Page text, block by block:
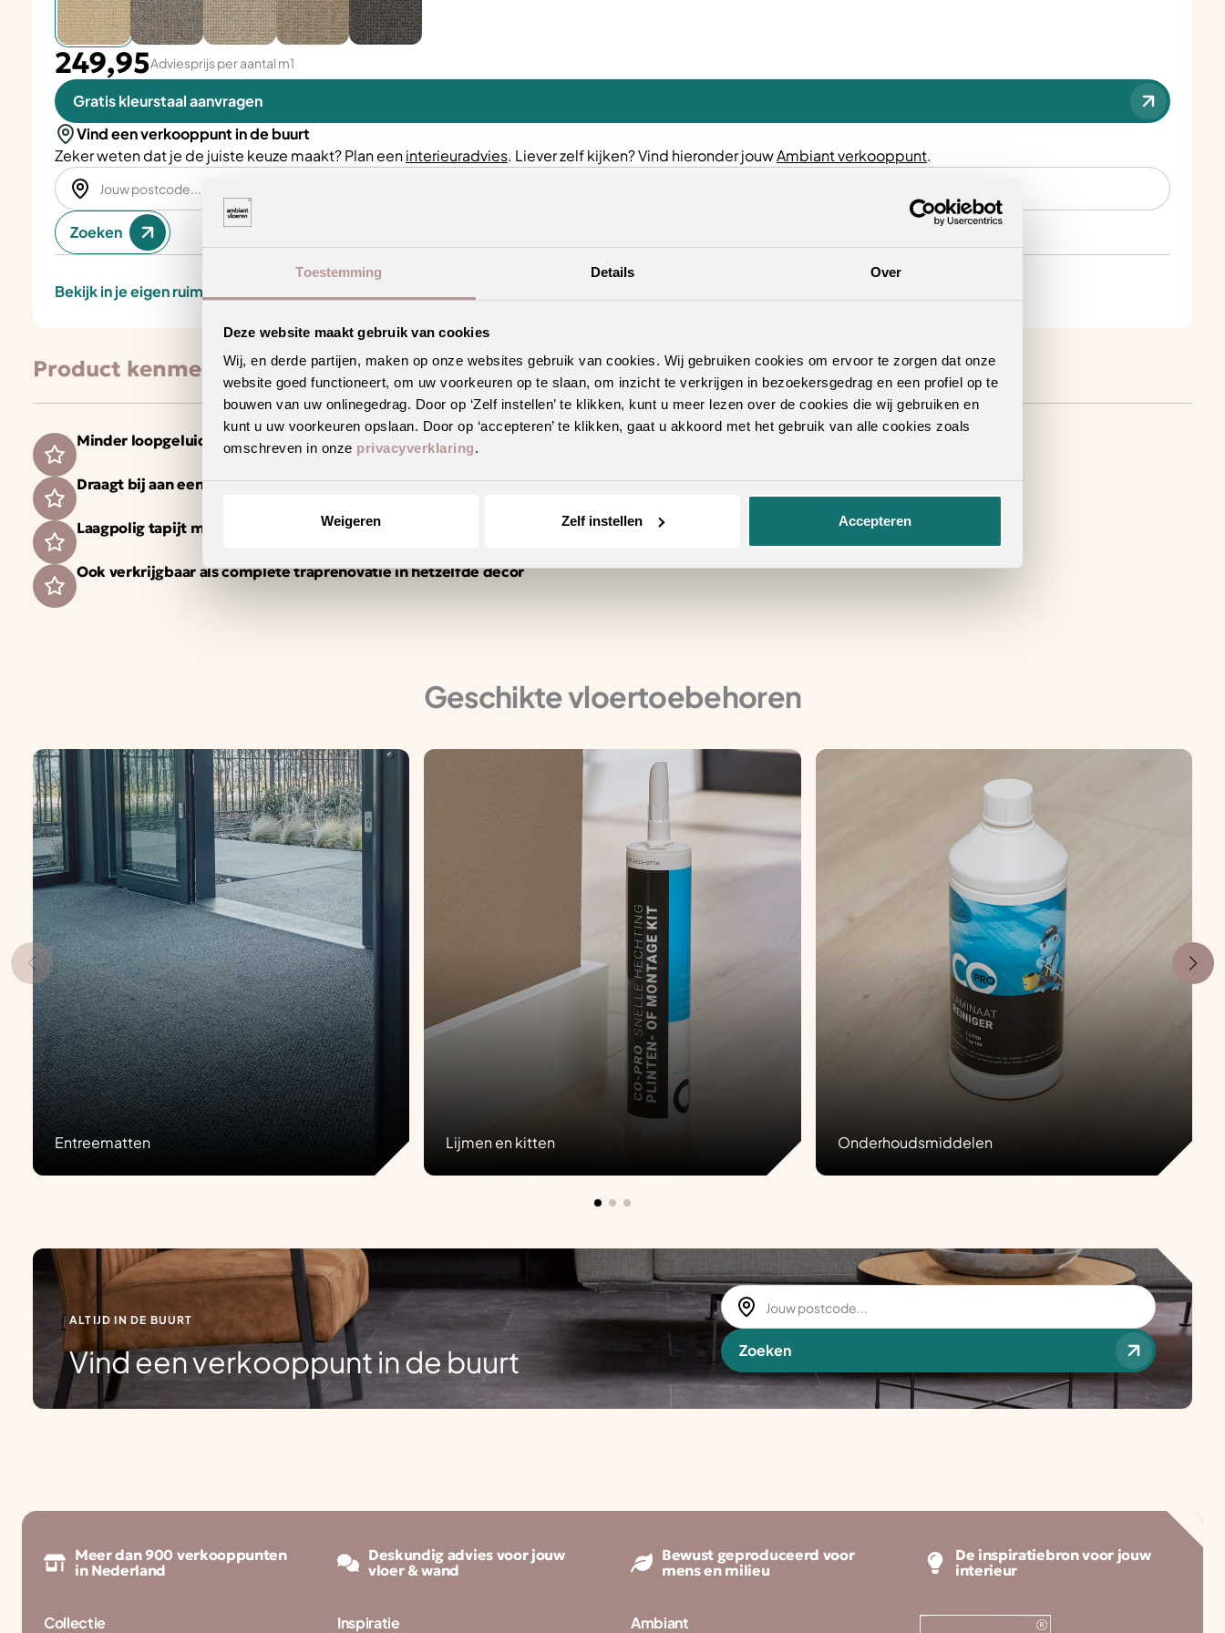
Toestemming Details Over
Deze website maakt gebruik van cookies
Wij, en derde partijen, maken op onze websites gebruik van cookies. Wij gebruiken cookies om ervoor te zorgen dat onze
website goed functioneert, om uw voorkeuren op te slaan, om inzicht te verkrijgen in bezoekersgedrag en een profiel op te
bouwen van uw onlinegedrag. Door op ‘Zelf instellen’ te klikken, kunt u meer lezen over de cookies die wij gebruiken en
kunt u uw voorkeuren opslaan. Door op ‘accepteren’ te klikken, gaat u akkoord met het gebruik van alle cookies zoals
omschreven in onze privacyverklaring.
Weigeren Zelf instellen Accepteren
249,95Adviesprijs per aantal m1
Gratis kleurstaal aanvragen
Vind een verkooppunt in de buurt
Zeker weten dat je de juiste keuze maakt? Plan eeninterieuradvies. Liever zelf kijken? Vind hieronder jouwAmbiant verkooppunt.
Zoeken
Bekijk in je eigen ruimte
Product kenmerken
Minder loopgeluid voor meer wooncomfort
Draagt bij aan een gezonder binnenklimaat
Laagpolig tapijt met een strakke en moderne uitstraling
Ook verkrijgbaar als complete traprenovatie in hetzelfde decor
Geschikte vloertoebehoren
Entreematten Lijmen en kitten Onderhoudsmiddelen
ALTIJD IN DE BUURT
Vind een verkooppunt in de buurt Zoeken
Meer dan 900 verkooppunten
in Nederland
Deskundig advies voor jouw
vloer & wand
Bewust geproduceerd voor
mens en milieu
De inspiratiebron voor jouw
interieur
Collectie Inspiratie Ambiant